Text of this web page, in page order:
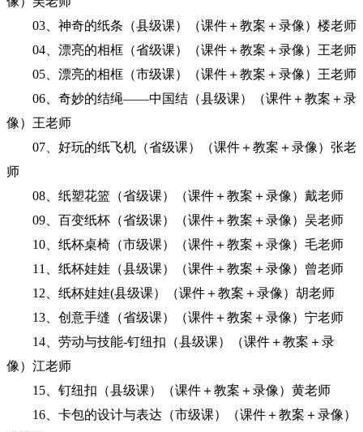
03、神奇的纸条（县级课）（课件＋教案＋录像）楼老师
04、漂亮的相框（省级课）（课件＋教案＋录像）王老师
05、漂亮的相框（市级课）（课件＋教案＋录像）王老师
06、奇妙的结绳——中国结（县级课）（课件＋教案＋录
像）王老师
07、好玩的纸飞机（省级课）（课件＋教案＋录像）张老
师
08、纸塑花篮（省级课）（课件＋教案＋录像）戴老师
09、百变纸杯（省级课）（课件＋教案＋录像）吴老师
10、纸杯桌椅（市级课）（课件＋教案＋录像）毛老师
11、纸杯娃娃（县级课）（课件＋教案＋录像）曾老师
12、纸杯娃娃(县级课）（课件＋教案＋录像）胡老师
13、创意手缝（省级课）（课件＋教案＋录像）宁老师
14、劳动与技能-钉纽扣（县级课）（课件＋教案＋录
像）江老师
15、钉纽扣（县级课）（课件＋教案＋录像）黄老师
16、卡包的设计与表达（市级课）（课件＋教案＋录像）